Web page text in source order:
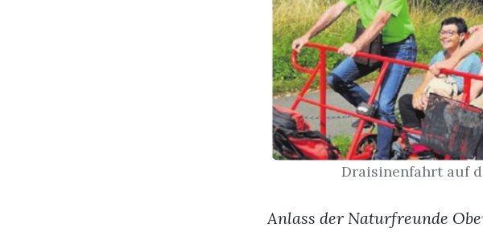
Draisinenfahrt auf
Anlass der Naturfreunde